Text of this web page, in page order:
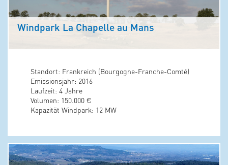
Windpark La Chapelle au Mans
Standort: Frankreich (Bourgogne-Franche-Comté)
Emissionsjahr: 2016
Laufzeit: 4 Jahre
Volumen: 150.000 €
Kapazität Windpark: 12 MW